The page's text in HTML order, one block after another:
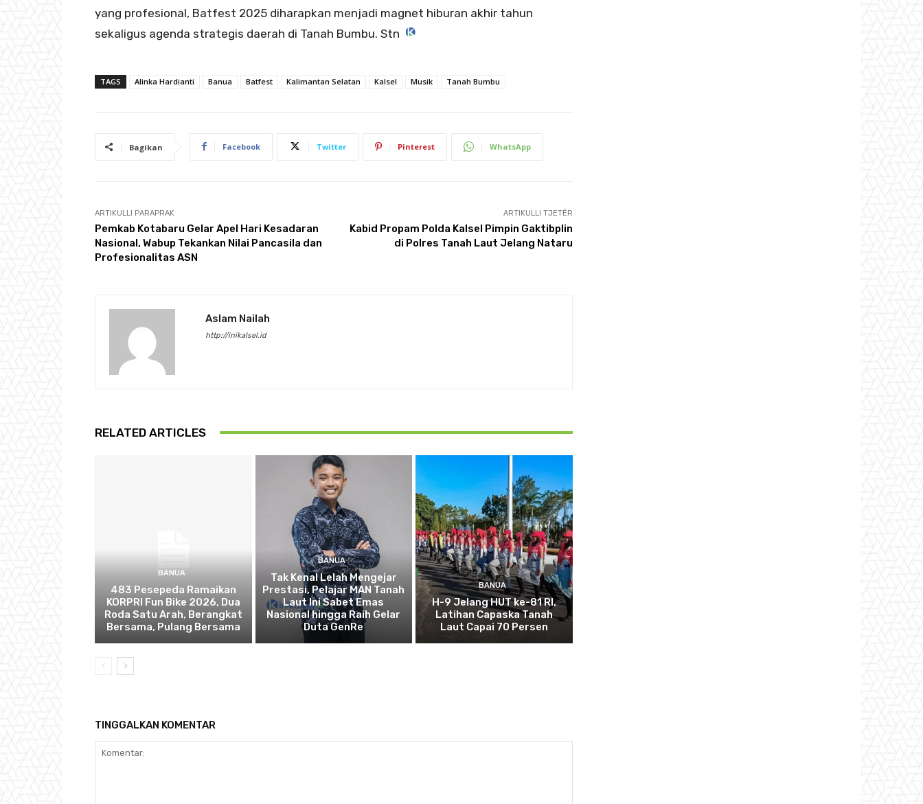
yang profesional, Batfest 2025 diharapkan menjadi magnet hiburan akhir tahun
sekaligus agenda strategis daerah di Tanah Bumbu. Stn
TAGS Alinka Hardianti Banua Batfest Kalimantan Selatan Kalsel Musik Tanah Bumbu
Bagikan Facebook Twitter Pinterest WhatsApp
ARTIKULLI PARAPRAK
Pemkab Kotabaru Gelar Apel Hari Kesadaran
Nasional, Wabup Tekankan Nilai Pancasila dan
Profesionalitas ASN
ARTIKULLI TJETËR
Kabid Propam Polda Kalsel Pimpin Gaktibplin
di Polres Tanah Laut Jelang Nataru
Aslam Nailah
http://inikalsel.id
RELATED ARTICLES
BANUA
483 Pesepeda Ramaikan
KORPRI Fun Bike 2026, Dua
Roda Satu Arah, Berangkat
Bersama, Pulang Bersama
BANUA
Tak Kenal Lelah Mengejar
Prestasi, Pelajar MAN Tanah
Laut Ini Sabet Emas
Nasional hingga Raih Gelar
Duta GenRe
BANUA
H-9 Jelang HUT ke-81 RI,
Latihan Capaska Tanah
Laut Capai 70 Persen
TINGGALKAN KOMENTAR